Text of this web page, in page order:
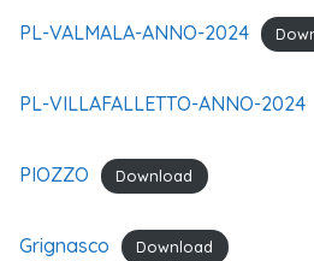
PL-VALMALA-ANNO-2024
PL-VILLAFALLETTO-ANNO-2024
PIOZZO Download
Grignasco Download